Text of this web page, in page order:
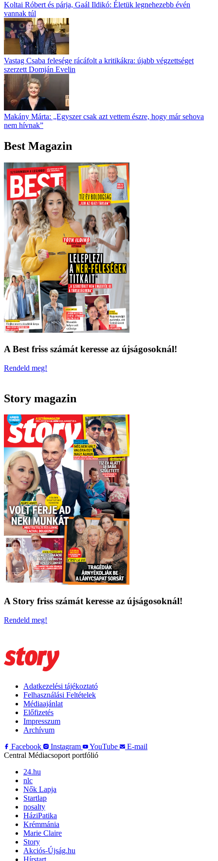
Koltai Róbert és párja, Gaál Ildikó: Életük legnehezebb évén
vannak túl
Vastag Csaba felesége rácáfolt a kritikákra: újabb végzettséget
szerzett Domján Evelin
Makány Márta: „Egyszer csak azt vettem észre, hogy már sehova
nem hívnak”
Best Magazin
A Best friss számát keresse az újságosoknál!
Rendeld meg!
Story magazin
A Story friss számát keresse az újságosoknál!
Rendeld meg!
Adatkezelési tájékoztató
Felhasználási Feltételek
Médiaajánlat
Előfizetés
Impresszum
Archívum
Facebook
Instagram YouTube
E-mail
Central Médiacsoport portfólió
24.hu
nlc
Nők Lapja
Startlap
nosalty
HáziPatika
Krémmánia
Marie Claire
Story
Akciós-Újság.hu
Hírstart